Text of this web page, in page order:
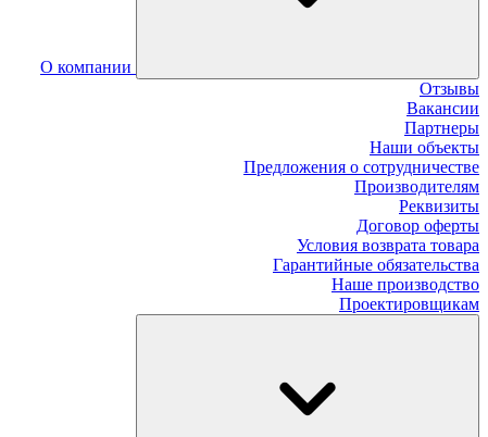
О компании
Отзывы
Вакансии
Партнеры
Наши объекты
Предложения о сотрудничестве
Производителям
Реквизиты
Договор оферты
Условия возврата товара
Гарантийные обязательства
Наше производство
Проектировщикам